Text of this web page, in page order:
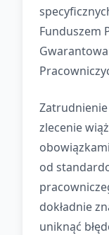
Funduszem
zlecenie
od
dokładnie
uniknąć